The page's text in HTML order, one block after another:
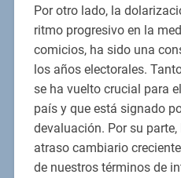
Por otro lado, la
ritmo progresivo en la
comicios, ha sido una
los años electorales.
se ha vuelto crucial para
país y que está signado
devaluación. Por su
atraso cambiario
de nuestros términos de